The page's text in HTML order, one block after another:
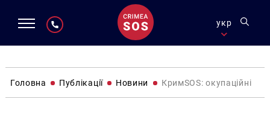
укр
Головна Публікації Новини КримSOS: окупаційні